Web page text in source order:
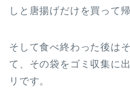
しと唐揚げだけを買って
そして食べ終わった後は
て、その袋をゴミ収集に
リです。